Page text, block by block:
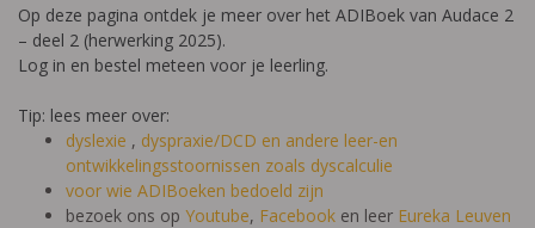
Op deze pagina ontdek je meer over het ADIBoek van Audace 2
– deel 2 (herwerking 2025).
Log in en bestel meteen voor je leerling.
Tip: lees meer over:
dyslexie , dyspraxie/DCD en andere leer-en
ontwikkelingsstoornissen zoals dyscalculie
voor wie ADIBoeken bedoeld zijn
bezoek ons op Youtube, Facebook en leer Eureka Leuven